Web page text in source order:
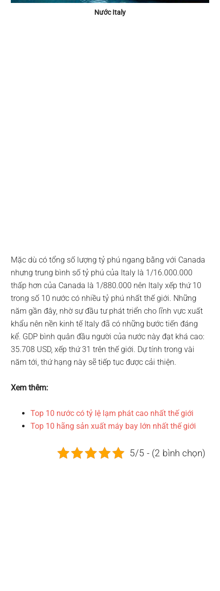
Nước Italy
Mặc dù có tổng số lượng tỷ phú ngang bằng với Canada
nhưng trung bình số tỷ phú của Italy là 1/16.000.000
thấp hơn của Canada là 1/880.000 nên Italy xếp thứ 10
trong số 10 nước có nhiều tỷ phú nhất thế giới. Những
năm gần đây, nhờ sự đầu tư phát triển cho lĩnh vực xuất
khẩu nên nền kinh tế Italy đã có những bước tiến đáng
kể. GDP bình quân đầu người của nước này đạt khá cao:
35.708 USD, xếp thứ 31 trên thế giới. Dự tính trong vài
năm tới, thứ hạng này sẽ tiếp tục được cải thiện.
Xem thêm:
Top 10 nước có tỷ lệ lạm phát cao nhất thế giới
Top 10 hãng sản xuất máy bay lớn nhất thế giới
5/5 - (2 bình chọn)